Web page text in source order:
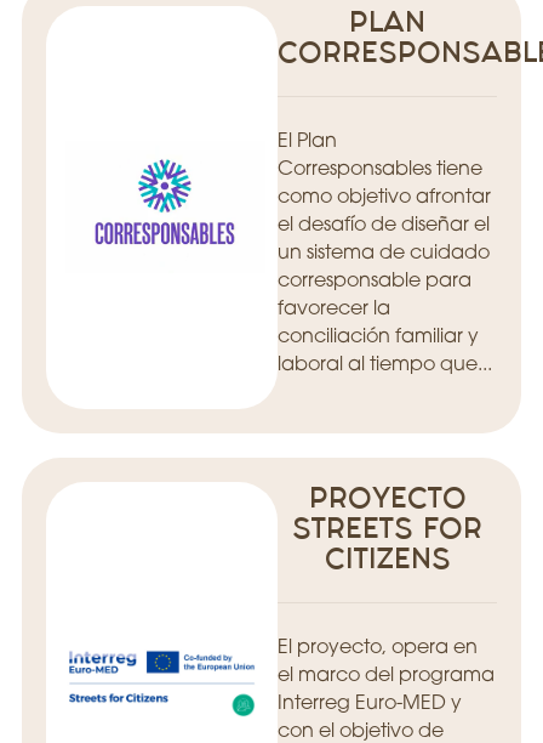
PLAN
El Plan
Corresponsables tiene
como objetivo afrontar
el desafío de diseñar el
un sistema de cuidado
corresponsable para
favorecer la
conciliación familiar y
laboral al tiempo que...
PROYECTO
STREETS FOR
CITIZENS
El proyecto, opera en
el marco del programa
Interreg Euro-MED y
con el objetivo de